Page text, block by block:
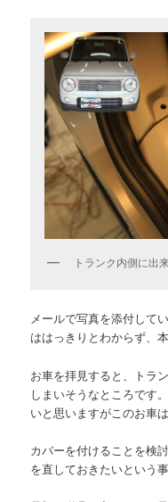
トランク内側に出
メールで写真を添付して
ははっきりとわからず、
お車を拝見すると、トラ
しまいそうなところです
いと思いますがこのお車
カバーを付けることを検
を直しておきたいという事